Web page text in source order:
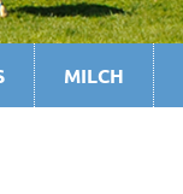
MILCH